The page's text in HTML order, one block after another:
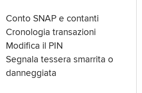
Conto SNAP e contanti
Cronologia transazioni
Modifica il PIN
Segnala tessera smarrita o
danneggiata